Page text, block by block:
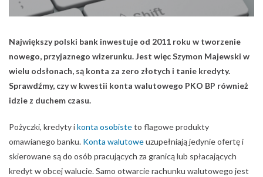
Największy polski bank inwestuje od 2011 roku w tworzenie
nowego, przyjaznego wizerunku. Jest więc Szymon Majewski w
wielu odsłonach, są konta za zero złotych i tanie kredyty.
Sprawdźmy, czy w kwestii konta walutowego PKO BP również
idzie z duchem czasu.
Pożyczki, kredyty ikonta osobisteto flagowe produkty
omawianego banku. Konta walutoweuzupełniają jedynie ofertę i
skierowane są do osób pracujących za granicą lub spłacających
kredyt w obcej walucie. Samo otwarcie rachunku walutowego jest